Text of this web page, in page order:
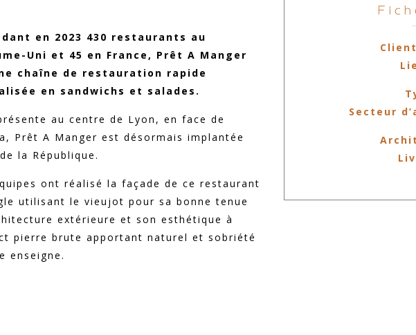
en 2023 430 restaurants au
Uni et 45 en France, Prêt A Manger
chaîne de restauration rapide
en sandwichs et salades.
au centre de Lyon, en face de
Prêt A Manger est désormais implantée
la République.
ont réalisé la façade de ce restaurant
utilisant le vieujot pour sa bonne tenue
extérieure et son esthétique à
pierre brute apportant naturel et sobriété
enseigne.
Secteur